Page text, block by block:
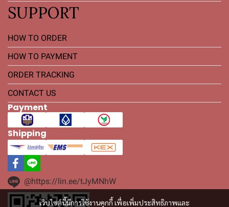
เว็บไซต์นี้มีการใช้งานคุกกี้ เพื่อเพิ่มประสิทธิภาพและ
SUPPORT
HOW TO ORDER
HOW TO PAYMENT
ORDER TRACKING
CONTACT US
Payment
Shipping
@https://lin.ee/tJyMNhW